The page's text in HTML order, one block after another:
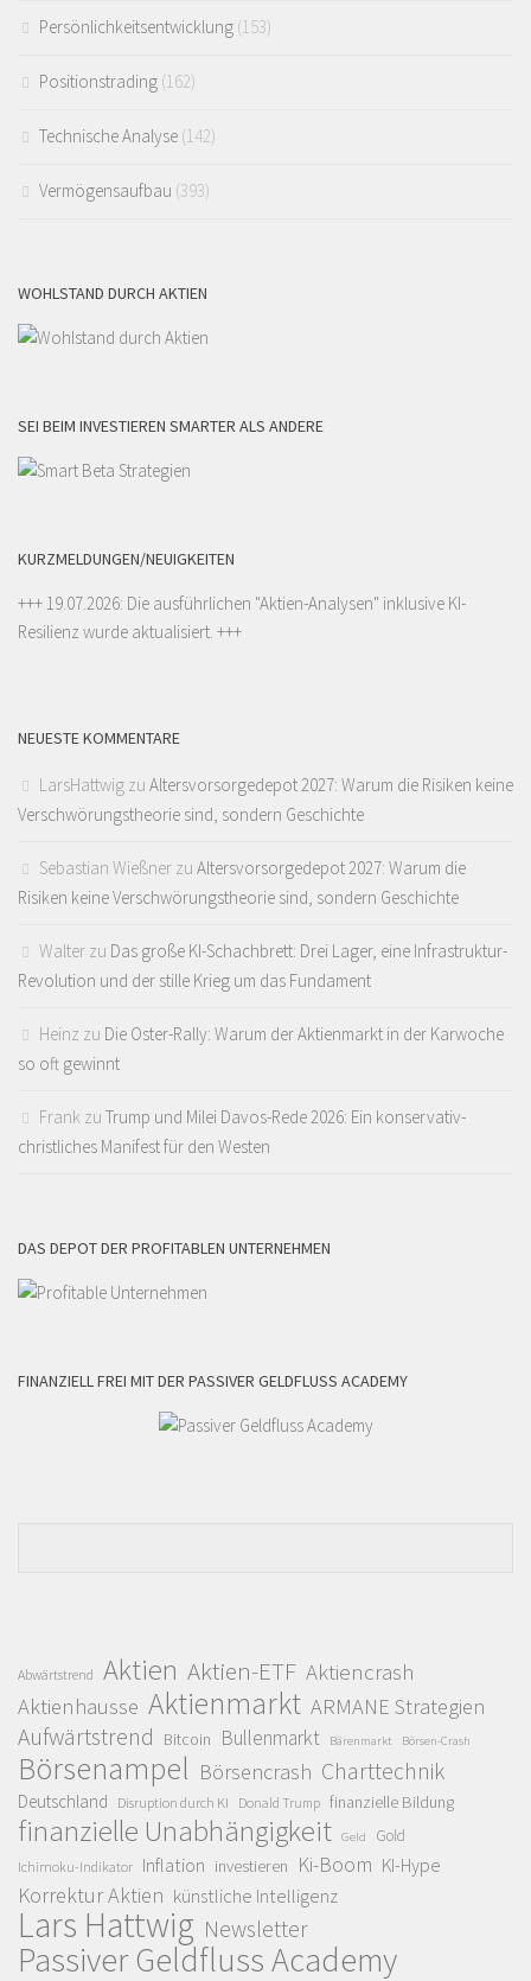
Persönlichkeitsentwicklung (153)
Positionstrading (162)
Technische Analyse (142)
Vermögensaufbau (393)
WOHLSTAND DURCH AKTIEN
SEI BEIM INVESTIEREN SMARTER ALS ANDERE
KURZMELDUNGEN/NEUIGKEITEN
+++ 19.07.2026: Die ausführlichen "Aktien-Analysen" inklusive KI-
Resilienz wurde aktualisiert. +++
NEUESTE KOMMENTARE
LarsHattwig zu Altersvorsorgedepot 2027: Warum die Risiken keine
Verschwörungstheorie sind, sondern Geschichte
Sebastian Wießner zu Altersvorsorgedepot 2027: Warum die
Risiken keine Verschwörungstheorie sind, sondern Geschichte
Walter zu Das große KI-Schachbrett: Drei Lager, eine Infrastruktur-
Revolution und der stille Krieg um das Fundament
Heinz zu Die Oster-Rally: Warum der Aktienmarkt in der Karwoche
so oft gewinnt
Frank zu Trump und Milei Davos-Rede 2026: Ein konservativ-
christliches Manifest für den Westen
DAS DEPOT DER PROFITABLEN UNTERNEHMEN
FINANZIELL FREI MIT DER PASSIVER GELDFLUSS ACADEMY
Abwärtstrend Aktien Aktien-ETF Aktiencrash
Aktienhausse Aktienmarkt ARMANE Strategien
Aufwärtstrend Bitcoin Bullenmarkt Bärenmarkt Börsen-Crash
Börsenampel Börsencrash Charttechnik
Deutschland Disruption durch KI Donald Trump finanzielle Bildung
finanzielle Unabhängigkeit Geld Gold
Ichimoku-Indikator Inflation investieren Ki-Boom KI-Hype
Korrektur Aktien künstliche Intelligenz
Lars Hattwig Newsletter
Passiver Geldfluss Academy